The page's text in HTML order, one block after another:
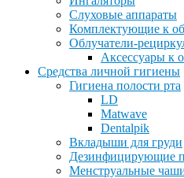
Слуховые аппараты
Комплектующие к
Облучатели-
Аксессуары к
Средства личной гигиены
Гигиена полости рта
LD
Matwave
Dentalpik
Вкладыши для груди
Дезинфицирующие
Менструальные